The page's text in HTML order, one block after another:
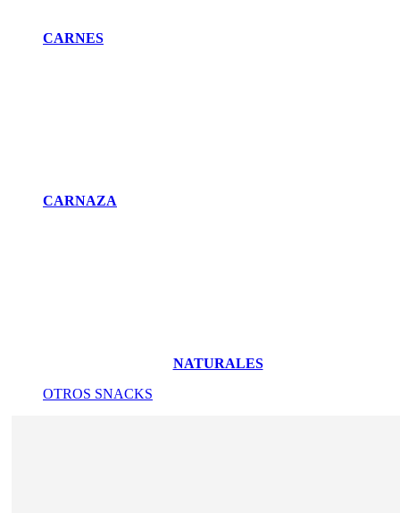
CARNES
CARNAZA
NATURALES
OTROS SNACKS